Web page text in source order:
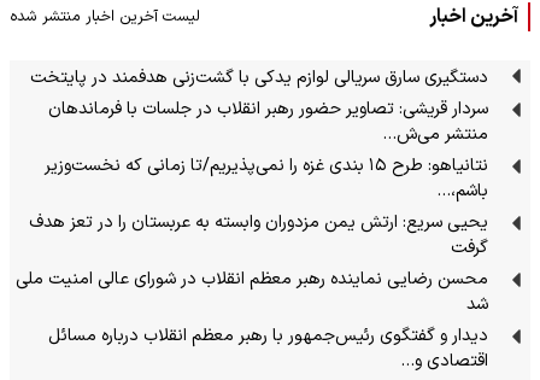
آخرین اخبار لیست آخرین اخبار منتشر شده
دستگیری سارق سریالی لوازم یدکی با گشت‌زنی هدفمند در پایتخت
سردار قریشی: تصاویر حضور رهبر انقلاب در جلسات با فرماندهان
منتشر می‌ش…
نتانیاهو: طرح ۱۵ بندی غزه را نمی‌پذیریم/تا زمانی که نخست‌وزیر
باشم،…
یحیی سریع: ارتش یمن مزدوران وابسته به عربستان را در تعز هدف
گرفت
محسن رضایی نماینده رهبر معظم انقلاب در شورای عالی امنیت ملی
شد
دیدار و گفتگوی رئیس‌جمهور با رهبر معظم انقلاب درباره مسائل
اقتصادی و…